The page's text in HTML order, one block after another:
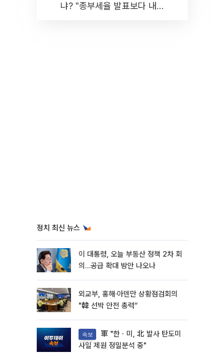
냐? "종부세율 발표보다 내릴
정치 최신 뉴스
이 대통령, 오늘 부동산 정책 2차 회
의…공급 확대 방안 나오나
외교부, 홍해·아덴만 상황점검회의
"韓 선박 안전 총력“
속보
사일 제원 정밀분석 중"